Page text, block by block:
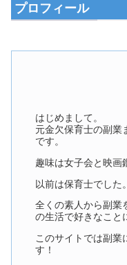
プロフィール
はじめまして。
元金欠保育士の副業
です。
趣味は女子会と映画
以前は保育士でした。
全くの素人から副業
の生活で好きなこと
このサイトでは副業
す！